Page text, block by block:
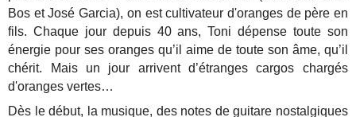
Bos et José Garcia), on est cultivateur d'oranges de père en
fils. Chaque jour depuis 40 ans, Toni dépense toute son
énergie pour ses oranges qu’il aime de toute son âme, qu’il
chérit. Mais un jour arrivent d’étranges cargos chargés
d'oranges vertes…
Dès le début, la musique, des notes de guitare nostalgiques